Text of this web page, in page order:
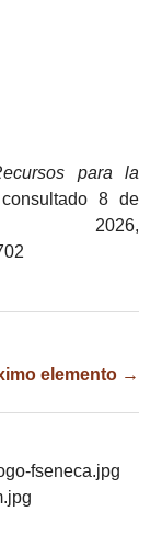
para la
8 de
elemento →